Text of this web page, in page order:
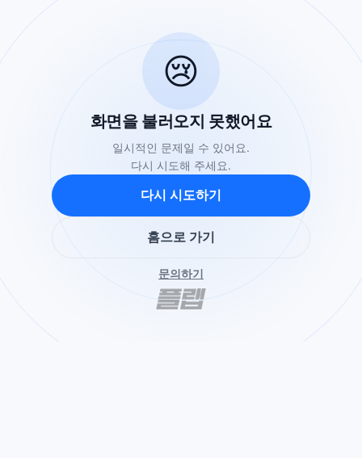
😢
화면을 불러오지 못했어요
일시적인 문제일 수 있어요.
다시 시도해 주세요.
다시 시도하기
홈으로 가기
문의하기